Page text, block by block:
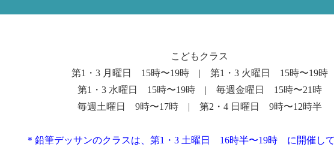
こどもクラス
第1・3 月曜日 15時〜19時 | 第1・3 火曜日 15時〜19時
第1・3 水曜日 15時〜19時 | 毎週金曜日 15時〜21時
毎週土曜日 9時〜17時 | 第2・4 日曜日 9時〜12時半
＊鉛筆デッサンのクラスは、第1・3 土曜日 16時半〜19時 に開催し